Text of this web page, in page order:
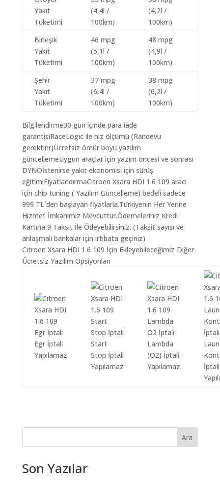
Yakıt
Tüketimi
(4,4l /
100km)
(4,2l /
100km)
Birleşik
Yakıt
Tüketimi
46 mpg
(5,1l /
100km)
48 mpg
(4,9l /
100km)
Şehir
Yakıt
Tüketimi
37 mpg
(6,4l /
100km)
38 mpg
(6,2l /
100km)
Bilgilendirme30 gun içinde para iade
garantisiRaceLogic ile hız ölçümü (Randevu
gerektirir)Ücretsiz ömür boyu yazılım
güncellemeUygun araçlar için yazım öncesi ve sonrası
DYNOİstenirse yakıt ekonomisi için sürüş
eğitimiFiyatlandırmaCitroen Xsara HDI 1.6 109 aracı
için chip tuning ( Yazılım Güncelleme) bedeli sadece
999 TL`den başlayan fiyatlarla.Türkiyenin Her Yerine
Hizmet İmkanımız Mevcuttur.Ödemeleriniz Kredi
Kartına 9 Taksit İle Ödeyebilirsiniz. (Taksit sayısı ve
anlaşmalı bankalar için irtibata geçiniz)
Citroen Xsara HDI 1.6 109 İçin Ekleyebileceğimiz Diğer
Ücretsiz Yazılım Opsiyonları
Egr İptali
Yapılamaz
Start
Stop İptali
Yapılamaz
Lambda
(O2) İptali
Yapılamaz
İptali
Ara
Son Yazılar